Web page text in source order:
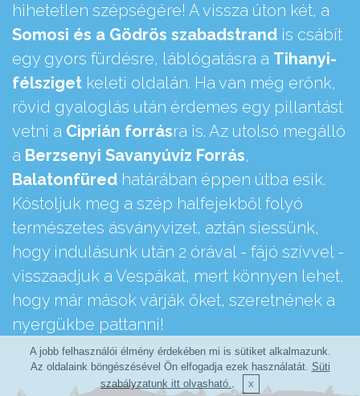
hihetetlen szépségére! A vissza úton két, a
Somosi és a Gödrös szabadstrand is csábít
egy gyors fürdésre, láblógatásra a Tihanyi-
félsziget keleti oldalán. Ha van még erőnk,
rövid gyaloglás után érdemes egy pillantást
vetni a Ciprián forrásra is. Az utolsó megálló
a Berzsenyi Savanyúvíz Forrás,
Balatonfüred határában éppen útba esik.
Kóstoljuk meg a szép halfejekből folyó
természetes ásványvizet, aztán siessünk,
hogy indulásunk után 2 órával - fájó szívvel -
visszaadjuk a Vespákat, mert könnyen lehet,
hogy már mások várják őket, szeretnének a
nyergükbe pattanni!
A jobb felhasználói élmény érdekében mi is sütiket alkalmazunk.
Az oldalaink böngészésével Ön elfogadja ezek használatát. Süti
szabályzatunk itt olvasható.